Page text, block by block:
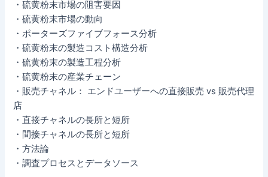
・硫黄粉末市場の阻害要因
・硫黄粉末市場の動向
・ポーターズファイブフォース分析
・硫黄粉末の製造コスト構造分析
・硫黄粉末の製造工程分析
・硫黄粉末の産業チェーン
・販売チャネル： エンドユーザーへの直接販売 vs 販売代理
店
・直接チャネルの長所と短所
・間接チャネルの長所と短所
・方法論
・調査プロセスとデータソース